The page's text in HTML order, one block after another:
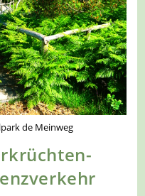
de Meinweg